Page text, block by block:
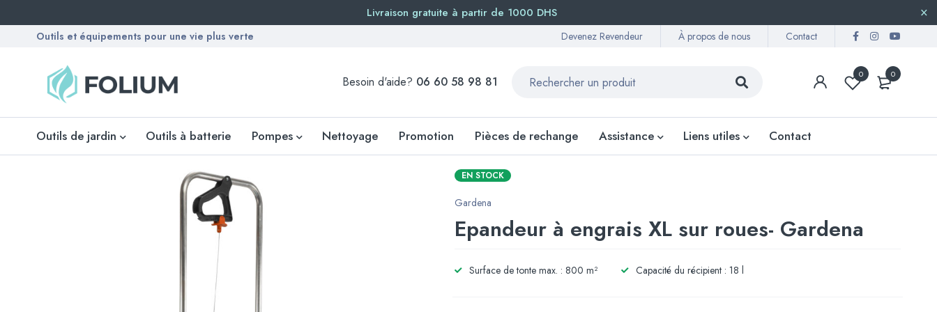
Livraison gratuite à partir de 1000 DHS
Outils et équipements pour une vie plus verte Devenez Revendeur À propos de nous Contact
0
0
Besoin d'aide? 06 60 58 98 81
Outils de jardin Outils à batterie Pompes Nettoyage Promotion Pièces de rechange Assistance Liens utiles Contact
EN STOCK
Gardena
Epandeur à engrais XL sur roues- Gardena
Surface de tonte max. : 800 m² Capacité du récipient : 18 l